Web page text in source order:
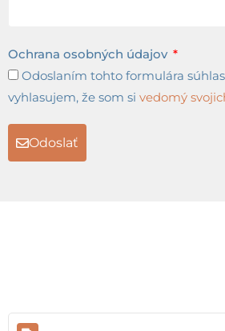
Ochrana osobných údajov
Odoslaním tohto formulára
vyhlasujem, že som si vedomý
Odoslať